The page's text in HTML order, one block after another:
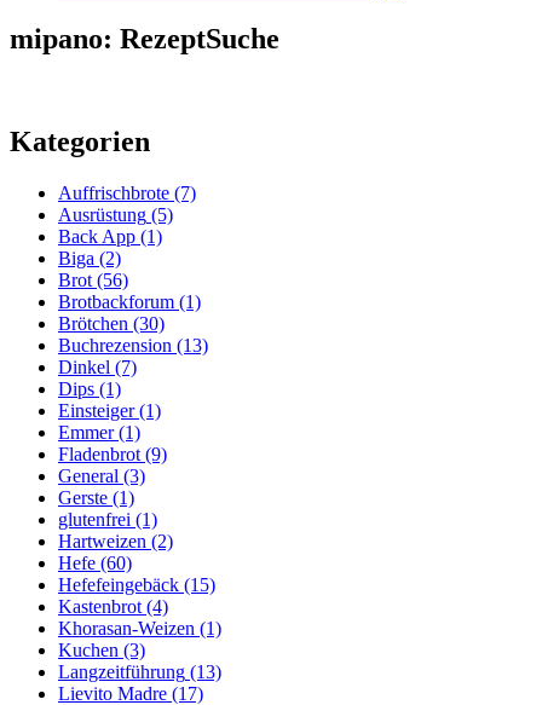
mipano: RezeptSuche
Kategorien
Auffrischbrote (7)
Ausrüstung (5)
Back App (1)
Biga (2)
Brot (56)
Brotbackforum (1)
Brötchen (30)
Buchrezension (13)
Dinkel (7)
Dips (1)
Einsteiger(1)
Emmer(1)
Fladenbrot (9)
General (3)
Gerste (1)
glutenfrei (1)
Hartweizen (2)
Hefe (60)
Hefefeingebäck (15)
Kastenbrot (4)
Khorasan-Weizen (1)
Kuchen (3)
Langzeitführung (13)
Lievito Madre (17)